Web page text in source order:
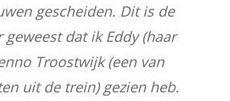
gescheiden. Dit is de
geweest dat ik Eddy (haar
Troostwijk (een van
uit de trein) gezien heb.